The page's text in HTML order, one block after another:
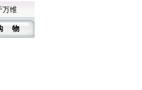
万维
物